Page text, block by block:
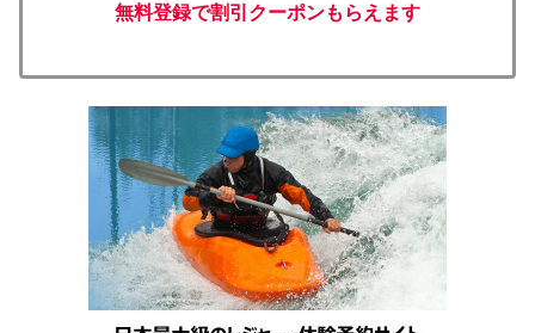
無料登録で割引クーポンもらえます